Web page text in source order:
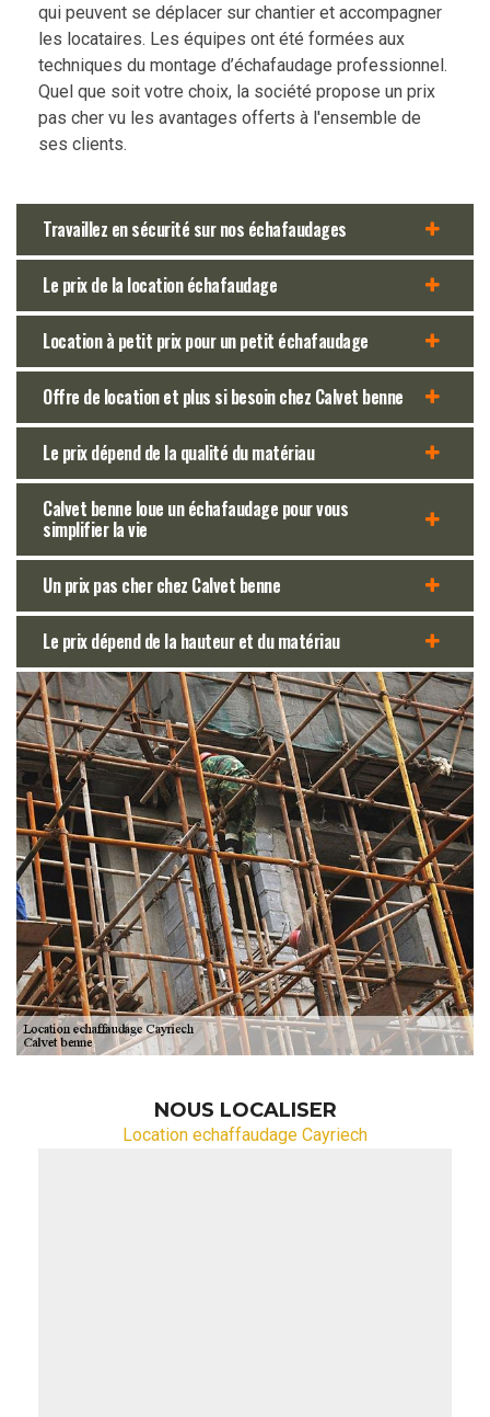
qui peuvent se déplacer sur chantier et accompagner
les locataires. Les équipes ont été formées aux
techniques du montage d’échafaudage professionnel.
Quel que soit votre choix, la société propose un prix
pas cher vu les avantages offerts à l'ensemble de
ses clients.
Travaillez en sécurité sur nos échafaudages
Le prix de la location échafaudage
Location à petit prix pour un petit échafaudage
Offre de location et plus si besoin chez Calvet benne
Le prix dépend de la qualité du matériau
Calvet benne loue un échafaudage pour vous
simplifier la vie
Un prix pas cher chez Calvet benne
Le prix dépend de la hauteur et du matériau
NOUS LOCALISER
Location echaffaudage Cayriech